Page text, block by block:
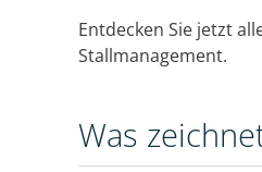
Entdecken Sie jetzt
Stallmanagement.
Was